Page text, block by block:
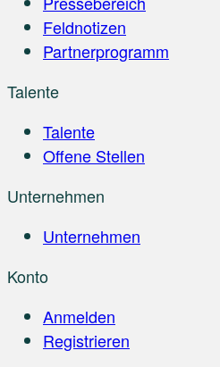
Feldnotizen
Partnerprogramm
Talente
Talente
Offene Stellen
Unternehmen
Unternehmen
Konto
Anmelden
Registrieren